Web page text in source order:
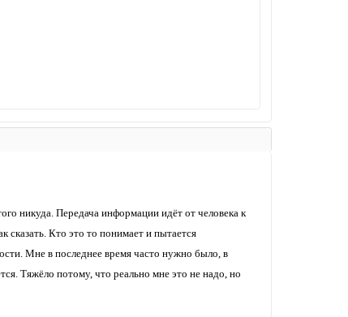
никуда. Передача информации идёт от человека к
Кто это то понимает и пытается
Мне в последнее время часто нужно было, в
Тяжёло потому, что реально мне это не надо, но